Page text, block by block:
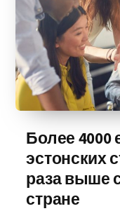
Более 4000
эстонских
раза выше
стране